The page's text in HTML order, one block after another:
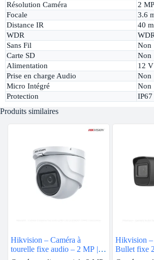
Résolution Caméra
2 MP
Focale
3.6
Distance IR
40 m
WDR
Sans Fil
Non
Carte SD
Non
Alimentation
12 V
Prise en charge Audio
Non
Micro Intégré
Non
Protection
IP67
Produits similaires
Hikvision – Caméra à
tourelle fixe audio – 2 MP |
DS-2CE76D0T-ITMFS
Hikvision –
Bullet fixe